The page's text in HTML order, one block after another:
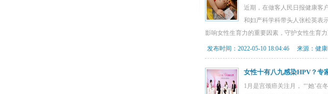
近期，在做客人民日报健康客
和妇产科学科带头人张松英表
影响女性生育力的重要因素，守护女性生育力
发布时间：2022-05-10 18:04:46 来源：健康
女性十有八九感染HPV？专
1月是宫颈癌关注月， “‘她’在